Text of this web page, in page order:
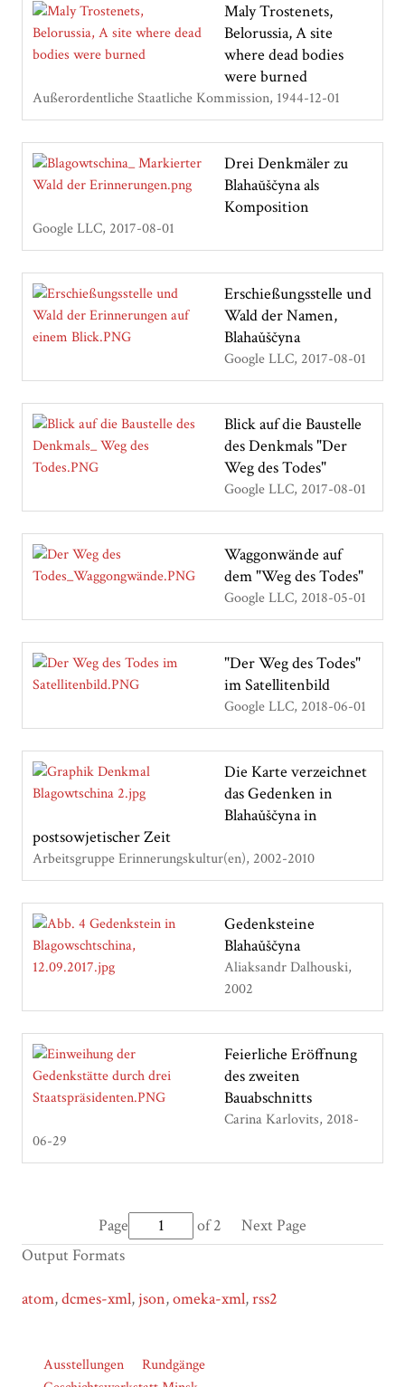
Maly Trostenets,
Belorussia, A site
where dead bodies
were burned
Außerordentliche Staatliche Kommission 1944-12-01
Drei Denkmäler zu
Blahaŭščyna als
Komposition
Google LLC 2017-08-01
Erschießungsstelle und
Wald der Namen,
Blahaǔščyna
Google LLC 2017-08-01
Blick auf die Baustelle
des Denkmals "Der
Weg des Todes"
Google LLC 2017-08-01
Waggonwände auf
dem "Weg des Todes"
Google LLC 2018-05-01
"Der Weg des Todes"
im Satellitenbild
Google LLC 2018-06-01
Die Karte verzeichnet
das Gedenken in
Blahaǔščyna in
postsowjetischer Zeit
Arbeitsgruppe Erinnerungskultur(en) 2002-2010
Gedenksteine
Blahaǔščyna
Aliaksandr Dalhouski
2002
Feierliche Eröffnung
des zweiten
Bauabschnitts
Carina Karlovits 2018-
06-29
Page of 2
Next Page
Output Formats
atom,dcmes-xml, json,omeka-xml,rss2
Ausstellungen
Rundgänge